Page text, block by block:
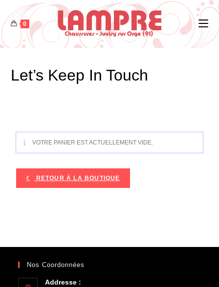
0
Let’s Keep In Touch
VOTRE PANIER EST ACTUELLEMENT VIDE.
RETOUR À LA BOUTIQUE
Nos Coordonnées
Addresse :